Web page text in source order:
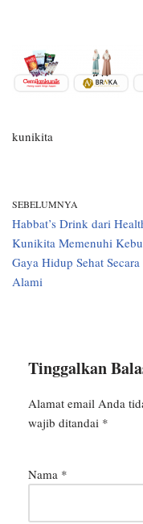
kunikita
SEBELUMNYA
Habbat’s Drink dari
Kunikita Memenuhi
Gaya Hidup Sehat Secara
Alami
Tinggalkan
Alamat email Anda
wajib ditandai *
Nama *